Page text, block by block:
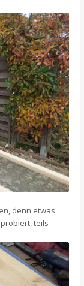
denn etwas
teils